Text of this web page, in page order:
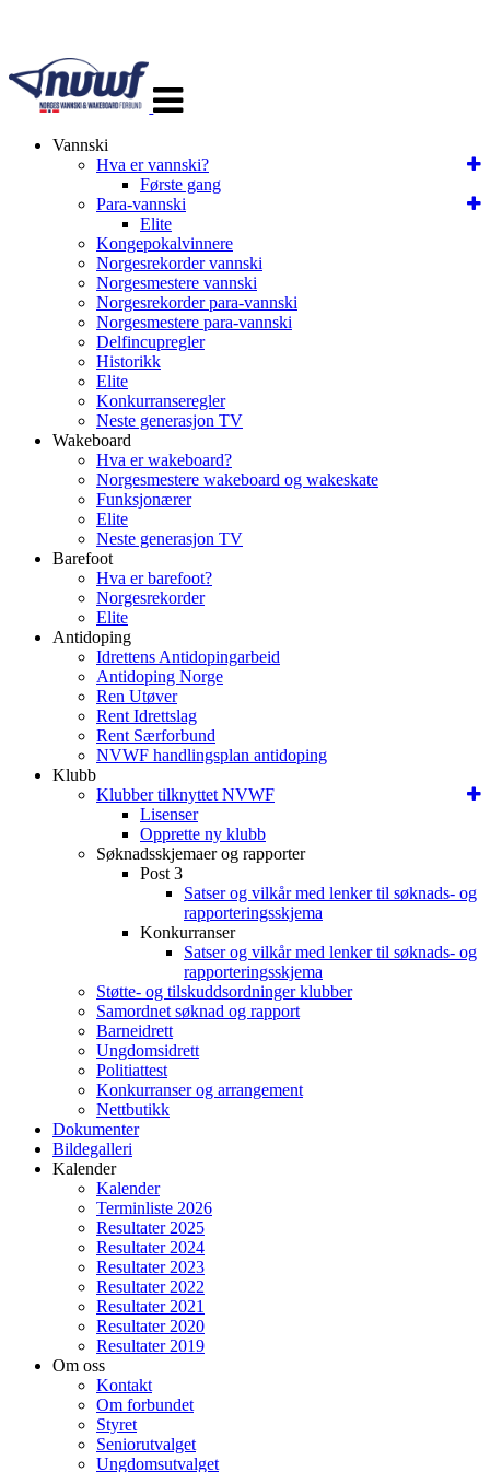
navigasjon
Vannski
Hva er vannski?
Første gang
Para-vannski
Elite
Kongepokalvinnere
Norgesrekorder vannski
Norgesmestere vannski
Norgesrekorder para-vannski
Norgesmestere para-vannski
Delfincupregler
Historikk
Elite
Konkurranseregler
Neste generasjon TV
Wakeboard
Hva er wakeboard?
Norgesmestere wakeboard og wakeskate
Funksjonærer
Elite
Neste generasjon TV
Barefoot
Hva er barefoot?
Norgesrekorder
Elite
Antidoping
Idrettens Antidopingarbeid
Antidoping Norge
Ren Utøver
Rent Idrettslag
Rent Særforbund
NVWF handlingsplan antidoping
Klubb
Klubber tilknyttet NVWF
Lisenser
Opprette ny klubb
Søknadsskjemaer og rapporter
Post 3
Satser og vilkår med lenker til søknads- og
rapporteringsskjema
Konkurranser
Satser og vilkår med lenker til søknads- og
rapporteringsskjema
Støtte- og tilskuddsordninger klubber
Samordnet søknad og rapport
Barneidrett
Ungdomsidrett
Politiattest
Konkurranser og arrangement
Nettbutikk
Dokumenter
Bildegalleri
Kalender
Kalender
Terminliste 2026
Resultater 2025
Resultater 2024
Resultater 2023
Resultater 2022
Resultater 2021
Resultater 2020
Resultater 2019
Om oss
Kontakt
Om forbundet
Styret
Seniorutvalget
Ungdomsutvalget